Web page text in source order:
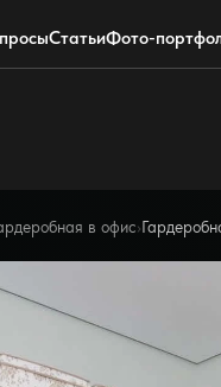
СтатьиФото-
в офис›